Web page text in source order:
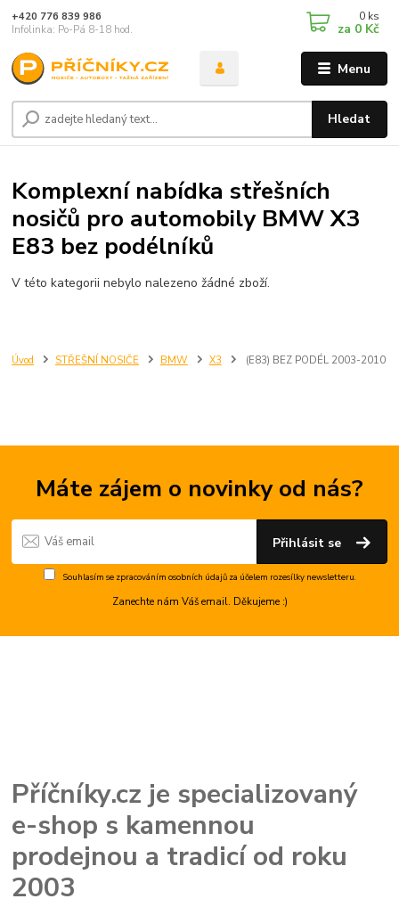
Menu
Hledat
+420 776 839 986
Infolinka: Po-Pá 8-18 hod.
0 ks
za 0 Kč
Úvod STŘEŠNÍ NOSIČE BMW X3 (E83) BEZ PODÉL 2003-2010
Komplexní nabídka střešních
nosičů pro automobily BMW X3
E83 bez podélníků
V této kategorii nebylo nalezeno žádné zboží.
Máte zájem o novinky od nás?
Přihlásit se
Souhlasím se zpracováním osobních údajůza účelem rozesílky newsletteru.
Zanechte nám Váš email. Děkujeme :)
Příčníky.cz je specializovaný
e-shop s kamennou
prodejnou a tradicí od roku
2003